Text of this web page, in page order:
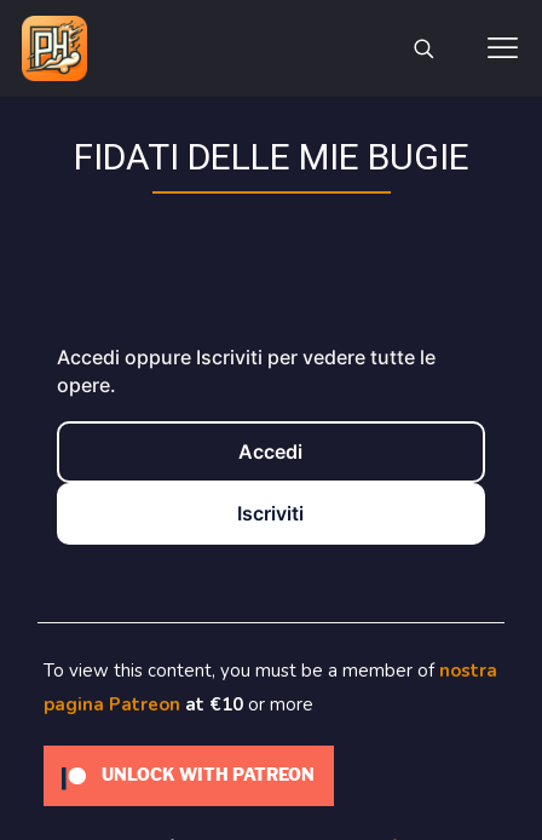
FIDATI DELLE MIE BUGIE
Accedi oppure Iscriviti per vedere tutte le
opere.
Accedi
Iscriviti
To view this content, you must be a member of nostra
pagina Patreon at €10 or more
UNLOCK WITH PATREON